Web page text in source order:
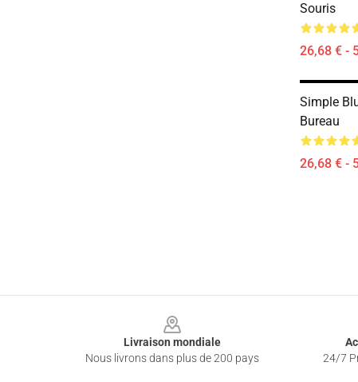
Souris
26,68 € -
Simple
Bureau
26,68 € -
Livraison mondiale
Nous livrons dans plus de 200 pays
24/7